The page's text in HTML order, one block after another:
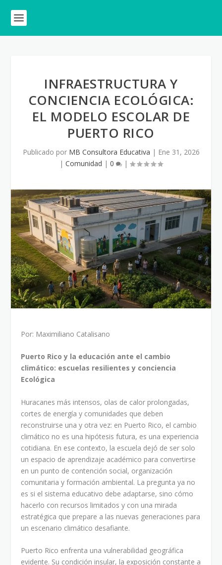
INFRAESTRUCTURA Y
CONCIENCIA ECOLÓGICA:
EL MODELO ESCOLAR DE
PUERTO RICO
Publicado por MB Consultora Educativa | Ene 31, 2026
| Comunidad | 0 |
Por: Maximiliano Catalisano
Puerto Rico y la educación ante el cambio
climático: escuelas resilientes y conciencia
Ecológica
Huracanes más intensos, olas de calor prolongadas,
cortes de energía y comunidades que deben
reconstruirse una y otra vez: en Puerto Rico, el cambio
climático no es una hipótesis futura, es una experiencia
cotidiana. En ese contexto, la escuela dejó de ser solo
un espacio de aprendizaje académico para convertirse
en un punto de contención social, organización
comunitaria y formación ambiental. La pregunta ya no
es si el sistema educativo debe adaptarse, sino cómo
hacerlo con recursos limitados y con una mirada
estratégica que prepare a las nuevas generaciones para
un escenario climático desafiante.
Puerto Rico enfrenta una vulnerabilidad geográfica
evidente. Su condición insular, la exposición constante a